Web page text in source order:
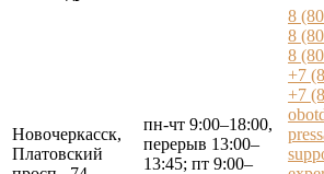
Новочеркасск,
Платовский
пн-чт 9:00–18:00,
перерыв 13:00–
13:45; пт 9:00–
8
8
8
+7
+7